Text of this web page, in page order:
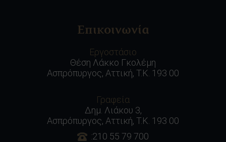
Επικοινωνία
Εργοστάσιο
Θέση Λάκκο Γκολέμη
Ασπρόπυργος, Αττική, Τ.Κ. 193 00
Γραφεία
Δημ. Λιάκου 3,
Ασπρόπυργος, Αττική, Τ.Κ. 193 00
:210 55 79 700